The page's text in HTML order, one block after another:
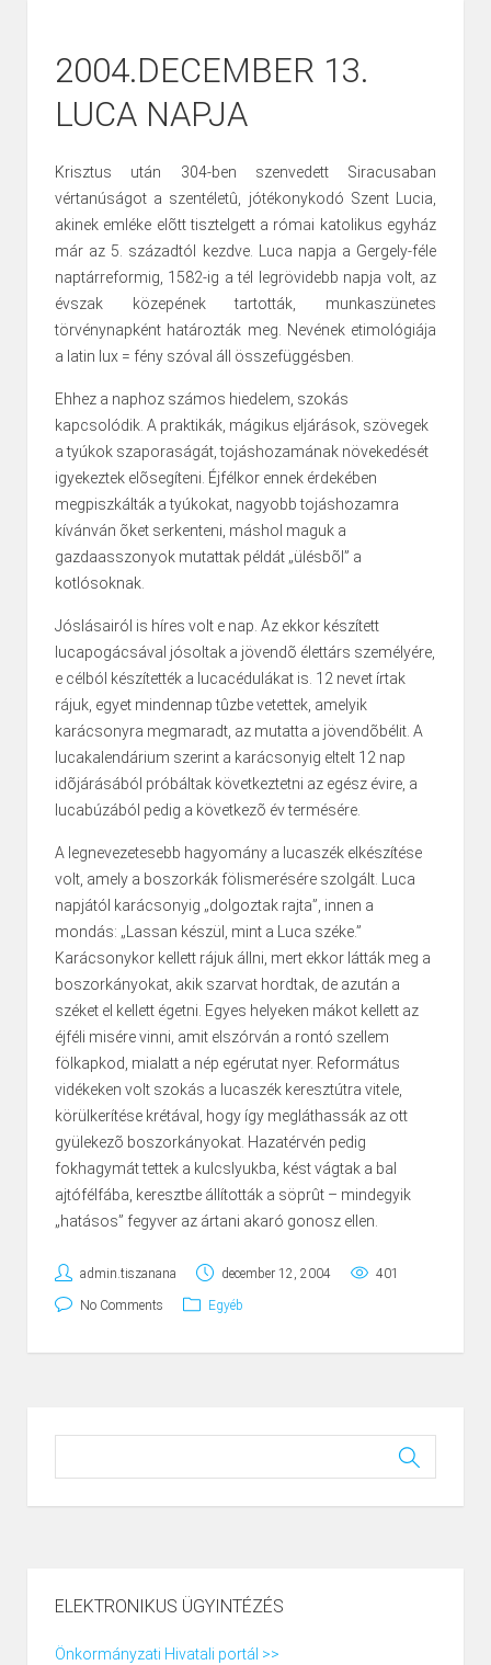
2004.DECEMBER 13.
LUCA NAPJA
Krisztus után 304-ben szenvedett Siracusaban
vértanúságot a szentéletû, jótékonykodó Szent Lucia,
akinek emléke elõtt tisztelgett a római katolikus egyház
már az 5. századtól kezdve. Luca napja a Gergely-féle
naptárreformig, 1582-ig a tél legrövidebb napja volt, az
évszak közepének tartották, munkaszünetes
törvénynapként határozták meg. Nevének etimológiája
a latin lux = fény szóval áll összefüggésben.
Ehhez a naphoz számos hiedelem, szokás
kapcsolódik. A praktikák, mágikus eljárások, szövegek
a tyúkok szaporaságát, tojáshozamának növekedését
igyekeztek elõsegíteni. Éjfélkor ennek érdekében
megpiszkálták a tyúkokat, nagyobb tojáshozamra
kívánván õket serkenteni, máshol maguk a
gazdaasszonyok mutattak példát „ülésbõl” a
kotlósoknak.
Jóslásairól is híres volt e nap. Az ekkor készített
lucapogácsával jósoltak a jövendõ élettárs személyére,
e célból készítették a lucacédulákat is. 12 nevet írtak
rájuk, egyet mindennap tûzbe vetettek, amelyik
karácsonyra megmaradt, az mutatta a jövendõbélit. A
lucakalendárium szerint a karácsonyig eltelt 12 nap
idõjárásából próbáltak következtetni az egész évire, a
lucabúzából pedig a következõ év termésére.
A legnevezetesebb hagyomány a lucaszék elkészítése
volt, amely a boszorkák fölismerésére szolgált. Luca
napjától karácsonyig „dolgoztak rajta”, innen a
mondás: „Lassan készül, mint a Luca széke.”
Karácsonykor kellett rájuk állni, mert ekkor látták meg a
boszorkányokat, akik szarvat hordtak, de azután a
széket el kellett égetni. Egyes helyeken mákot kellett az
éjféli misére vinni, amit elszórván a rontó szellem
fölkapkod, mialatt a nép egérutat nyer. Református
vidékeken volt szokás a lucaszék keresztútra vitele,
körülkerítése krétával, hogy így megláthassák az ott
gyülekezõ boszorkányokat. Hazatérvén pedig
fokhagymát tettek a kulcslyukba, kést vágtak a bal
ajtófélfába, keresztbe állították a söprût – mindegyik
„hatásos” fegyver az ártani akaró gonosz ellen.
admin.tiszanana december 12, 2004 401
No Comments Egyéb
ELEKTRONIKUS ÜGYINTÉZÉS
Önkormányzati Hivatali portál >>